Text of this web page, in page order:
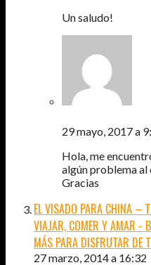
Un saludo!
29 mayo, 2017 a
Hola, me
algún problema
Gracias
EL VISADO PARA CHINA –
VIAJAR, COMER Y AMAR -
MÁS PARA DISFRUTAR DE
27 marzo, 2014 a 16:32